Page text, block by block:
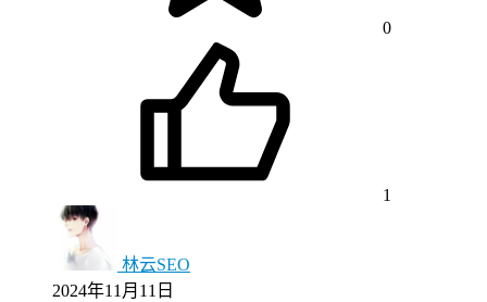
0
1
林云SEO
2024年11月11日